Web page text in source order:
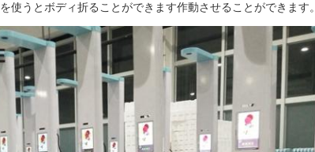
使うとボディ折ることができます作動させることができます。